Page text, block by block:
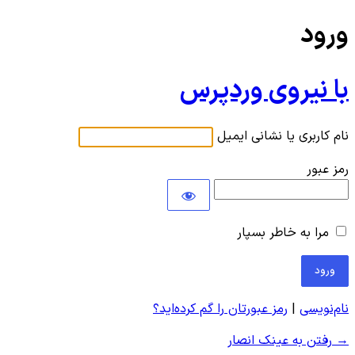
ورود
با نیروی وردپرس
نام کاربری یا نشانی ایمیل
رمز عبور
مرا به خاطر بسپار
نام‌نویسی | رمز عبورتان را گم کرده‌اید؟
→ رفتن به عینک انصار